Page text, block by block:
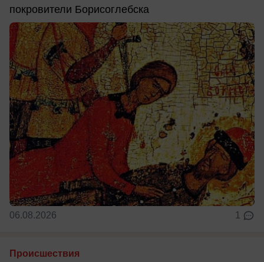
покровители Борисоглебска
06.08.2026 1
Происшествия